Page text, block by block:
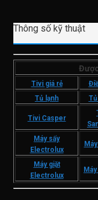
Thông số kỹ thuật
Tivi giá rẻ
Tủ lạnh
Tivi Casper
Máy sấy
Electrolux
Máy giặt
Electrolux